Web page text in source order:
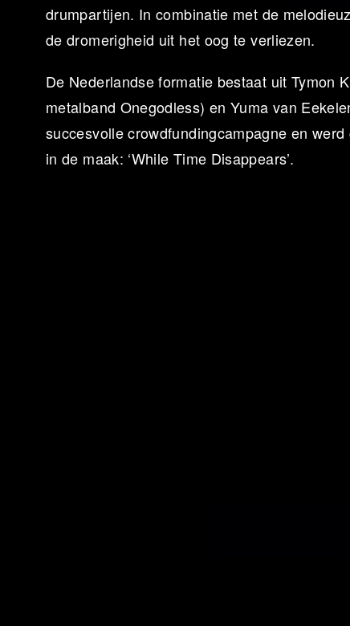
drumpartijen. In combinatie met de
de dromerigheid uit het oog te verliezen.
De Nederlandse formatie bestaat uit Tymon
metalband Onegodless) en Yuma van
succesvolle crowdfundingcampagne en
in de maak: ‘While Time Disappears’.